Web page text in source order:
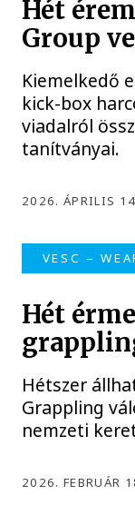
Hét
Group
Kiemelkedő
kick-box
viadalról
tanítványai.
2026. ÁPRILIS
VESC –
Hét
Hétszer
Grappling
nemzeti
2026. FEBRUÁR